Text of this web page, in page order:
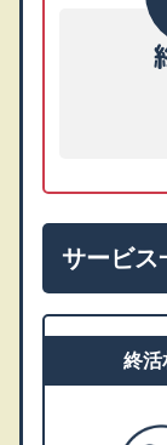
サービス
終活